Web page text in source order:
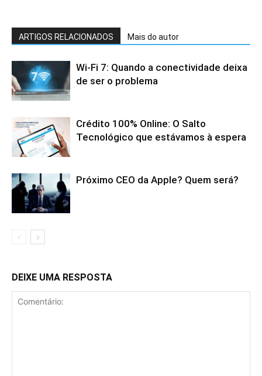
ARTIGOS RELACIONADOS Mais do autor
Wi-Fi 7: Quando a conectividade deixa
de ser o problema
Crédito 100% Online: O Salto
Tecnológico que estávamos à espera
Próximo CEO da Apple? Quem será?
DEIXE UMA RESPOSTA